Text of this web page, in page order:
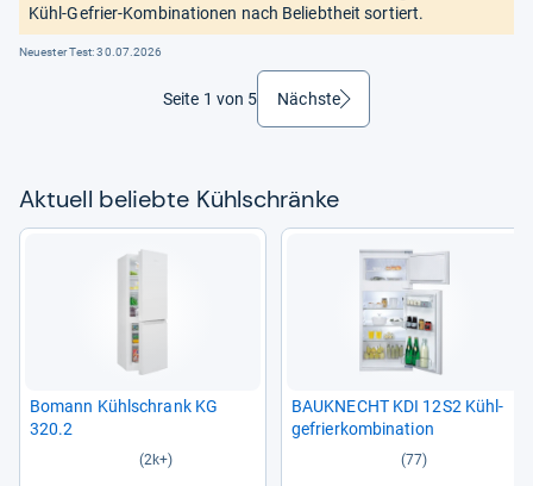
Kühl-Gefrier-Kombinationen nach Beliebtheit sortiert.
Neuester Test:30.07.2026
Seite 1 von 5 Nächsteweiter
Aktu­ell beliebte Kühl­schränke
Bomann Kühl­schrank KG
320.2
(2k+)
BAU­KNECHT KDI 12S2 Kühl­
ge­frier­kom­bi­na­tion
(77)